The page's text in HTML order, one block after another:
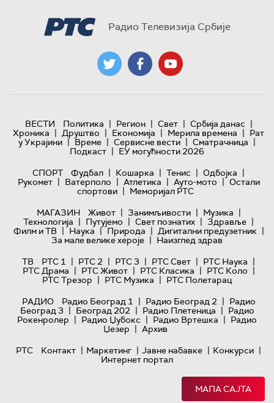
Радио Телевизија Србије
ВЕСТИ Политика | Регион | Свет | Србија данас |
Хроника | Друштво | Економија | Мерила времена | Рат
у Украјини | Време | Сервисне вести | Сматрачница |
Подкаст | ЕУ могућности 2026
СПОРТ
Фудбал | Кошарка | Тенис | Одбојка |
Рукомет | Ватерполо | Атлетика | Ауто-мото | Остали
спортови | Меморијал РТС
МАГАЗИН
Живот | Занимљивости | Музика |
Технологијa | Путујемо | Свет познатих | Здравље |
Филм и ТВ | Наука | Природа | Дигитални предузетник |
За мале велике хероје | Наизглед здрав
ТВ
РТС 1 | РТС 2 | РТС 3 | РТС Свет | РТС Наука |
РТС Драма | РТС Живот | РТС Класика | РТС Коло |
РТС Трезор | РТС Музика | РТС Полетарац
РАДИО
Радио Београд 1 | Радио Београд 2 | Радио
Београд 3 | Београд 202 | Радио Плетеница | Радио
Рокенролер | Радио Џубокс | Радио Вртешка | Радио
Џезер | Архив
РТС
Контакт | Маркетинг | Јавне набавке | Конкурси |
Интернет портал
МАПА САЈТА